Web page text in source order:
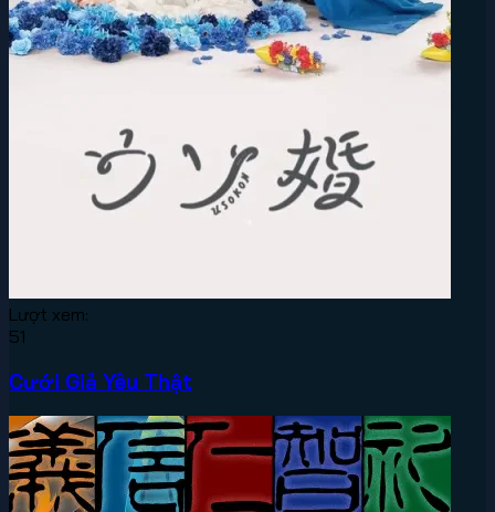
Lượt xem:
51
Cưới Giả Yêu Thật